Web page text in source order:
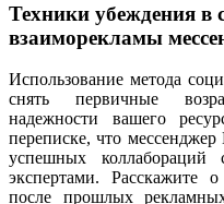
Техники убеждения в
взаиморекламы
Использование метода
снять первичные
надежности вашего
переписке, что
успешных
экспертами. Расскажите
после прошлых